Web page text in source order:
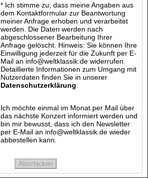
* Ich stimme zu, dass meine Angaben aus
dem Kontaktformular zur Beantwortung
meiner Anfrage erhoben und verarbeitet
werden. Die Daten werden nach
abgeschlossener Bearbeitung Ihrer
Anfrage gelöscht. Hinweis: Sie können Ihre
Einwilligung jederzeit für die Zukunft per E-
Mail an info@weltklassik.de widerrufen.
Detaillierte Informationen zum Umgang mit
Nutzerdaten finden Sie in unserer
Datenschutzerklärung
Ich möchte einmal im Monat per Mail über
das nächste Konzert informiert werden und
bin mir bewusst, dass ich den Newsletter
per E-Mail an info@weltklassik.de wieder
abbestellen kann.